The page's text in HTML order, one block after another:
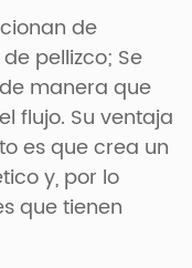
de
pellizco; Se
manera que
flujo. Su ventaja
es que crea un
y, por lo
que tienen